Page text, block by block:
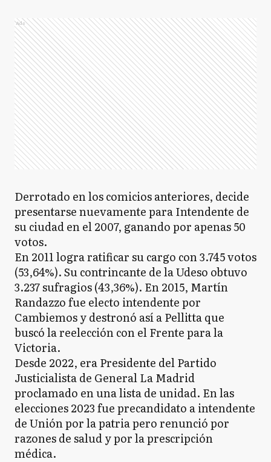
Ads
Derrotado en los comicios anteriores, decide
presentarse nuevamente para Intendente de
su ciudad en el 2007, ganando por apenas 50
votos.
En 2011 logra ratificar su cargo con 3.745 votos
(53,64%). Su contrincante de la Udeso obtuvo
3.237 sufragios (43,36%). En 2015, Martín
Randazzo fue electo intendente por
Cambiemos y destronó así a Pellitta que
buscó la reelección con el Frente para la
Victoria.
Desde 2022, era Presidente del Partido
Justicialista de General La Madrid
proclamado en una lista de unidad. En las
elecciones 2023 fue precandidato a intendente
de Unión por la patria pero renunció por
razones de salud y por la prescripción
médica.